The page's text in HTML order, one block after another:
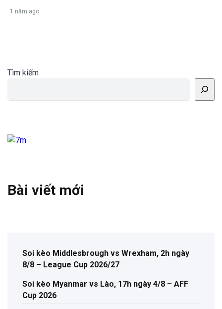
1 năm ago
Tìm kiếm
Bài viết mới
Soi kèo Middlesbrough vs Wrexham, 2h ngày
8/8 – League Cup 2026/27
Soi kèo Myanmar vs Lào, 17h ngày 4/8 – AFF
Cup 2026